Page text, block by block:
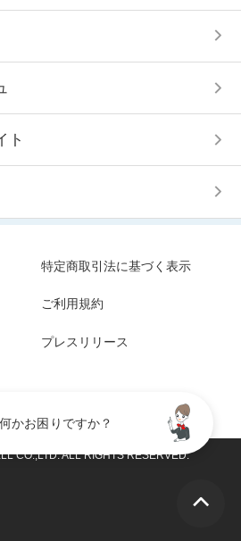
ト
特定商取引法に基づく表示
ご利用規約
プレスリリース
CO.,LTD. ALL RIGHTS RESERVED.
何かお困りですか？